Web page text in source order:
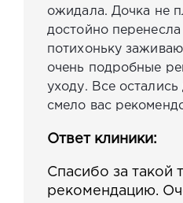
ожидала. Дочка не
достойно
потихоньку
очень подробные
уходу. Все
смело вас
Ответ клиники:
Спасибо за такой
рекомендацию.